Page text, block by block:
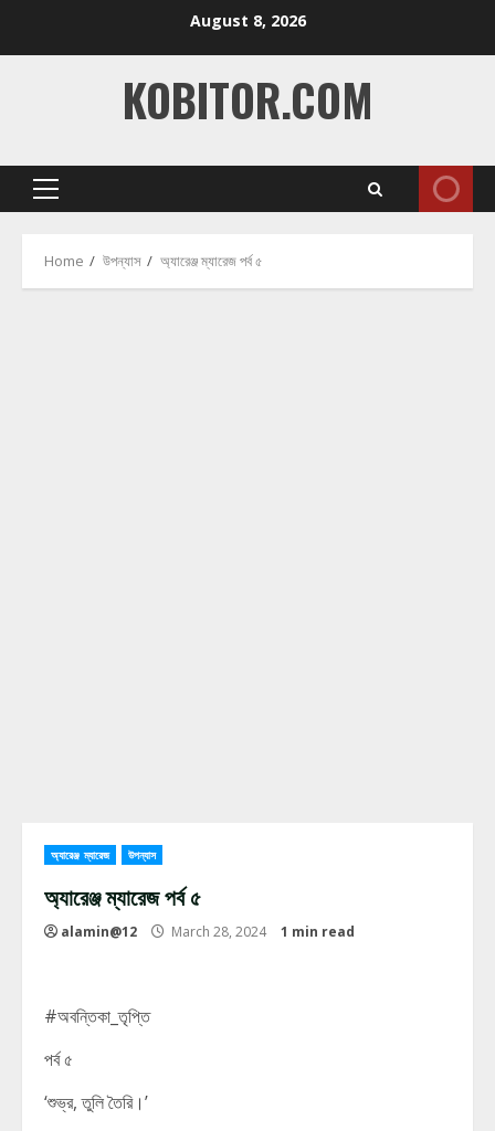
August 8, 2026
KOBITOR.COM
Primary
Home উপন্যাস অ্যারেঞ্জ ম্যারেজ পর্ব ৫
অ্যারেঞ্জ ম্যারেজ উপন্যাস
অ্যারেঞ্জ ম্যারেজ পর্ব ৫
alamin@12 March 28, 2024 1 min read
#অবন্তিকা_তৃপ্তি
পর্ব ৫
‘শুভ্র, তুলি তৈরি।’